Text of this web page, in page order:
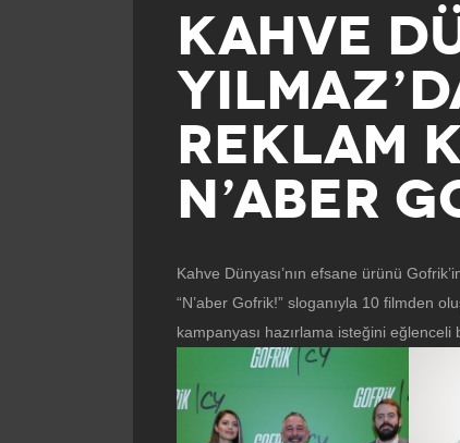
KAHVE
REKLAM
N’ABER
Kahve Dünyası’nın efsane ürünü
“N’aber Gofrik!” sloganıyla 10 filmden
kampanyası hazırlama isteğini eğlenceli